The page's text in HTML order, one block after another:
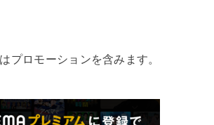
プロモーションを含みます。